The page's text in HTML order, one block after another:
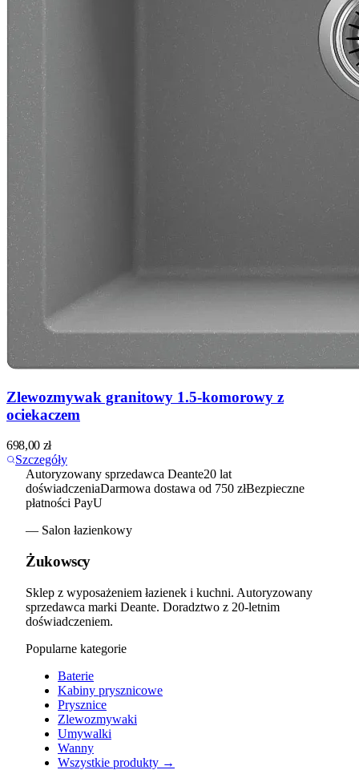
Zlewozmywak granitowy 1.5-komorowy z
ociekaczem
698,00 zł
Szczegóły
Autoryzowany sprzedawca Deante20 lat
doświadczeniaDarmowa dostawa od 750 złBezpieczne
płatności PayU
— Salon łazienkowy
Żukowscy
Sklep z wyposażeniem łazienek i kuchni. Autoryzowany
sprzedawca marki Deante. Doradztwo z 20-letnim
doświadczeniem.
Popularne kategorie
Baterie
Kabiny prysznicowe
Prysznice
Zlewozmywaki
Umywalki
Wanny
Wszystkie produkty →